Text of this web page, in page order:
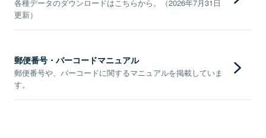
各種データのダウンロードはこちらから。（2026年7月31日
更新）
郵便番号・バーコードマニュアル
郵便番号や、バーコードに関するマニュアルを掲載していま
す。